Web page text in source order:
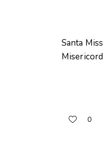
Santa
0